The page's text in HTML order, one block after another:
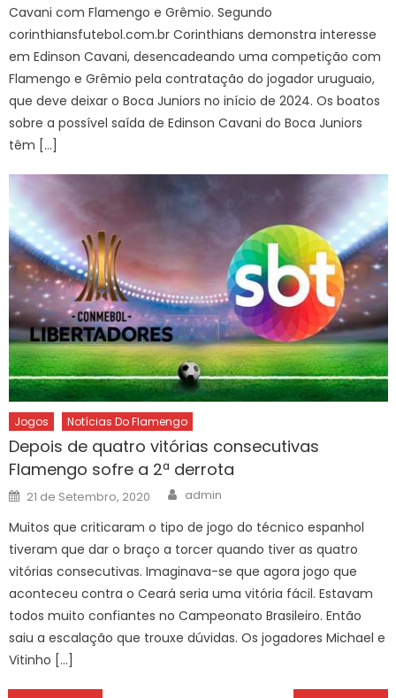
Cavani com Flamengo e Grêmio. Segundo
corinthiansfutebol.com.br Corinthians demonstra interesse
em Edinson Cavani, desencadeando uma competição com
Flamengo e Grêmio pela contratação do jogador uruguaio,
que deve deixar o Boca Juniors no início de 2024. Os boatos
sobre a possível saída de Edinson Cavani do Boca Juniors
têm […]
Jogos Notícias Do Flamengo
Depois de quatro vitórias consecutivas
Flamengo sofre a 2ª derrota
Posted
on
21 de Setembro, 2020 Author
admin
Muitos que criticaram o tipo de jogo do técnico espanhol
tiveram que dar o braço a torcer quando tiver as quatro
vitórias consecutivas. Imaginava-se que agora jogo que
aconteceu contra o Ceará seria uma vitória fácil. Estavam
todos muito confiantes no Campeonato Brasileiro. Então
saiu a escalação que trouxe dúvidas. Os jogadores Michael e
Vitinho […]